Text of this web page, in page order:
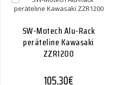
SW-Motech Alu-Rack
peräteline Kawasaki
ZZR1200
105,30€